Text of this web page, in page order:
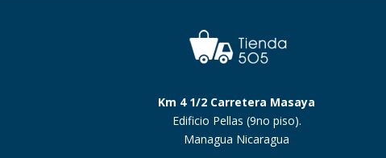
Km 4 1/2 Carretera Masaya
Edificio Pellas (9no piso).
Managua Nicaragua